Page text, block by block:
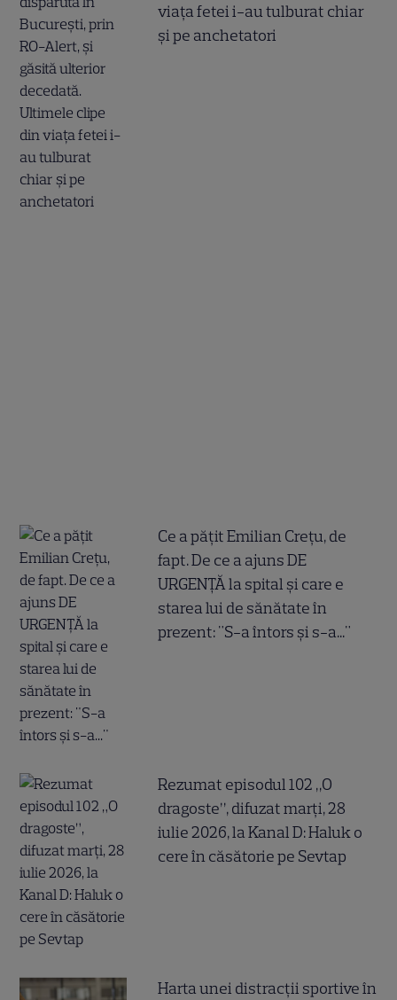
viața fetei i-au tulburat chiar
și pe anchetatori
Ce a pățit Emilian Crețu, de
fapt. De ce a ajuns DE
URGENȚĂ la spital și care e
starea lui de sănătate în
prezent: "S-a întors și s-a..."
Rezumat episodul 102 „O
dragoste”, difuzat marți, 28
iulie 2026, la Kanal D: Haluk o
cere în căsătorie pe Sevtap
Harta unei distracții sportive în